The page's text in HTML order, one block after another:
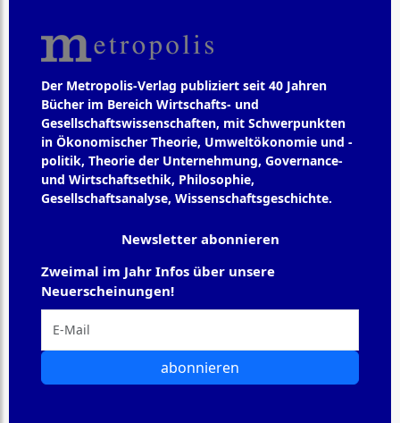
Der Metropolis-Verlag publiziert seit 40 Jahren
Bücher im Bereich Wirtschafts- und
Gesellschaftswissenschaften, mit Schwerpunkten
in Ökonomischer Theorie, Umweltökonomie und -
politik, Theorie der Unternehmung, Governance-
und Wirtschaftsethik, Philosophie,
Gesellschaftsanalyse, Wissenschaftsgeschichte.
Newsletter abonnieren
Zweimal im Jahr Infos über unsere
Neuerscheinungen!
abonnieren